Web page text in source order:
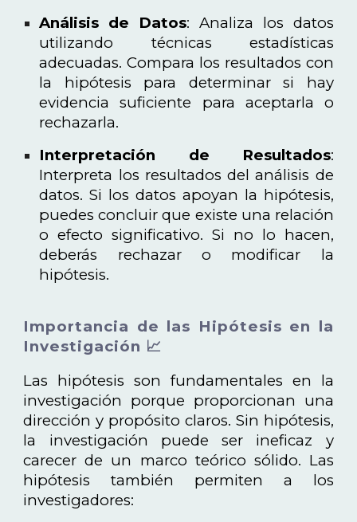
Análisis de Datos: Analiza los datos
utilizando técnicas estadísticas
adecuadas. Compara los resultados con
la hipótesis para determinar si hay
evidencia suficiente para aceptarla o
rechazarla.
Interpretación de Resultados:
Interpreta los resultados del análisis de
datos. Si los datos apoyan la hipótesis,
puedes concluir que existe una relación
o efecto significativo. Si no lo hacen,
deberás rechazar o modificar la
hipótesis.
Importancia de las Hipótesis en la
Investigación 📈
Las hipótesis son fundamentales en la
investigación porque proporcionan una
dirección y propósito claros. Sin hipótesis,
la investigación puede ser ineficaz y
carecer de un marco teórico sólido. Las
hipótesis también permiten a los
investigadores: